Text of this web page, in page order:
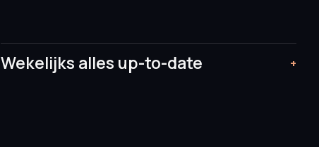
Wekelijks alles up-to-date +